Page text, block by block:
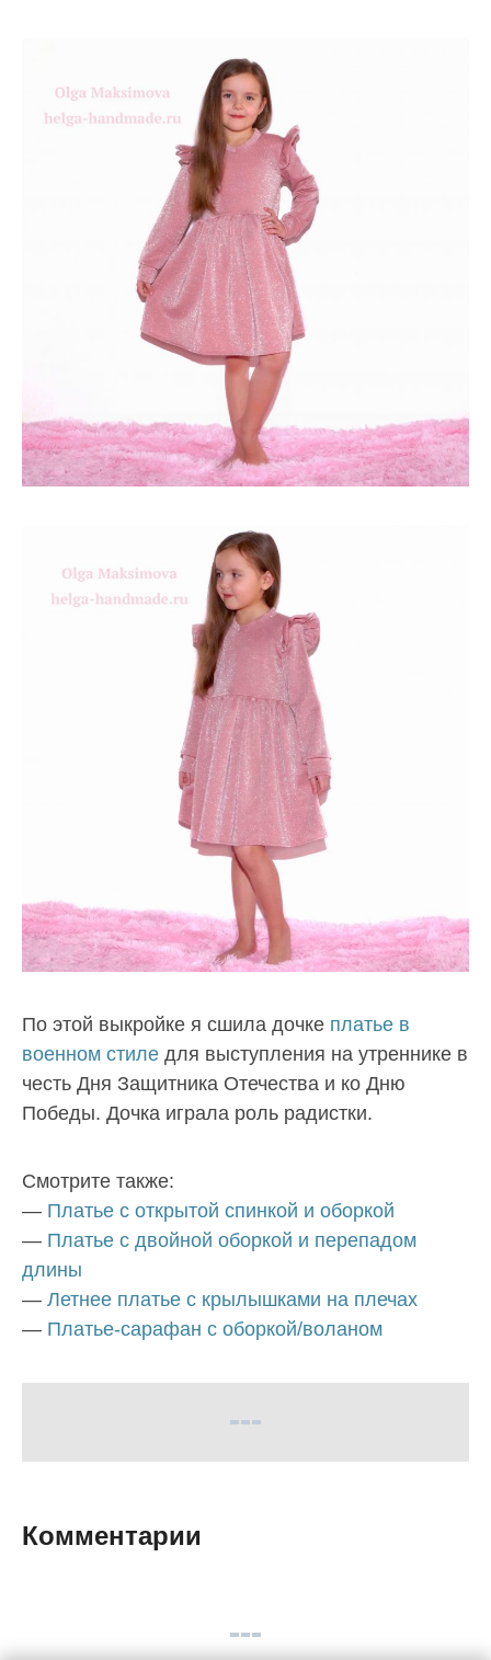
По этой выкройке я сшила дочке платье в
военном стиле для выступления на утреннике в
честь Дня Защитника Отечества и ко Дню
Победы. Дочка играла роль радистки.
Смотрите также:
— Платье с открытой спинкой и оборкой
— Платье с двойной оборкой и перепадом
длины
— Летнее платье с крылышками на плечах
— Платье-сарафан с оборкой/воланом
Комментарии